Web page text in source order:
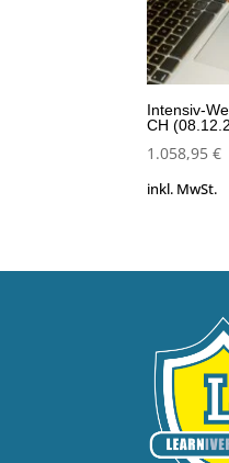
Intensiv-
CH
1.058,95€
inkl. MwSt.